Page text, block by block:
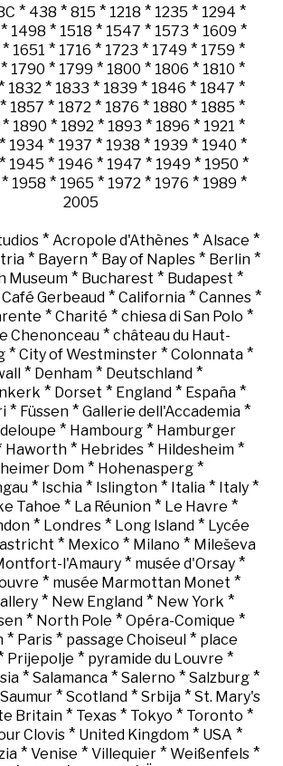
* 438 * 815 * 1218 * 1235 * 1294 *
* 1498 * 1518 * 1547 * 1573 * 1609 *
* 1651 * 1716 * 1723 * 1749 * 1759 *
* 1790 * 1799 * 1800 * 1806 * 1810 *
1832 * 1833 * 1839 * 1846 * 1847 *
* 1857 * 1872 * 1876 * 1880 * 1885 *
* 1890 * 1892 * 1893 * 1896 * 1921 *
* 1934 * 1937 * 1938 * 1939 * 1940 *
* 1945 * 1946 * 1947 * 1949 * 1950 *
* 1958 * 1965 * 1972 * 1976 * 1989 *
2005
* Acropole d'Athènes* Alsace *
* Bayern * Bay of Naples * Berlin *
Museum * Bucharest * Budapest *
Café Gerbeaud* California* Cannes*
* Charité * chiesa di San Polo *
Chenonceau* château du Haut-
* City of Westminster * Colonnata *
* Denham* Deutschland*
* Dorset * England* España*
* Füssen* Gallerie dell'Accademia*
* Hambourg * Hamburger
Haworth* Hebrides* Hildesheim*
Dom * Hohenasperg *
* Ischia * Islington * Italia * Italy *
Tahoe * La Réunion* Le Havre *
* Londres* Long Island* Lycée
* Mexico * Milano * Mileševa
l'Amaury * musée d'Orsay *
* musée Marmottan Monet *
* New England* New York *
* North Pole * Opéra-Comique *
* Paris * passage Choiseul * place
Prijepolje * pyramide du Louvre *
* Salamanca * Salerno * Salzburg *
Saumur * Scotland * Srbija * St. Mary's
Britain* Texas* Tokyo * Toronto *
Clovis* United Kingdom* USA *
* Venise * Villequier * Weißenfels *